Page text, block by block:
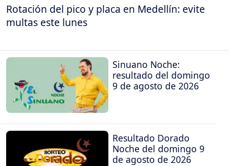
Rotación del pico y placa en Medellín: evite
multas este lunes
Sinuano Noche:
resultado del domingo
9 de agosto de 2026
Resultado Dorado
Noche del domingo 9
de agosto de 2026